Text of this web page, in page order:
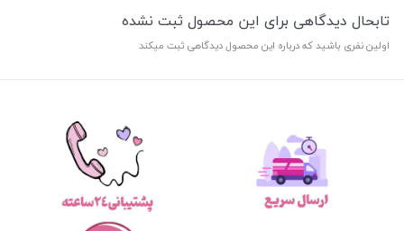
تابحال دیدگاهی برای این محصول ثبت نشده
اولین نفری باشید که درباره این محصول دیدگاهی ثبت میکند